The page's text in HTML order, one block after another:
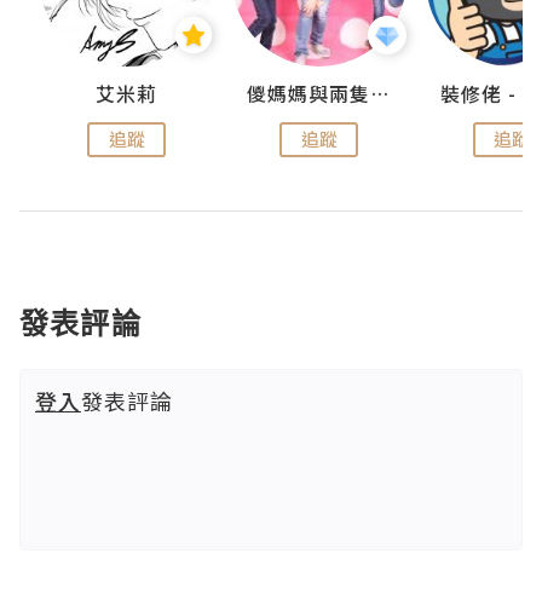
艾米莉
追蹤
儍媽媽與兩隻小魔怪之家
追蹤 追蹤
發表評論
登入發表評論